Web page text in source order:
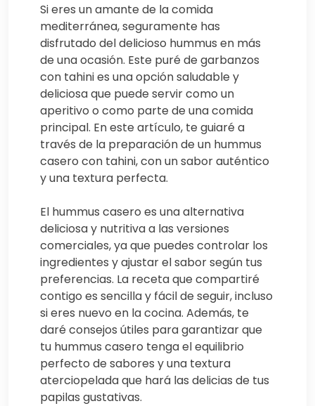
Si eres un amante de la comida
mediterránea, seguramente has
disfrutado del delicioso hummus en más
de una ocasión. Este puré de garbanzos
con tahini es una opción saludable y
deliciosa que puede servir como un
aperitivo o como parte de una comida
principal. En este artículo, te guiaré a
través de la preparación de un hummus
casero con tahini, con un sabor auténtico
y una textura perfecta.
El hummus casero es una alternativa
deliciosa y nutritiva a las versiones
comerciales, ya que puedes controlar los
ingredientes y ajustar el sabor según tus
preferencias. La receta que compartiré
contigo es sencilla y fácil de seguir, incluso
si eres nuevo en la cocina. Además, te
daré consejos útiles para garantizar que
tu hummus casero tenga el equilibrio
perfecto de sabores y una textura
aterciopelada que hará las delicias de tus
papilas gustativas.